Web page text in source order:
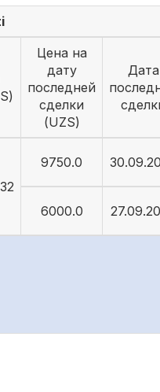
Цена на
дату
последней
сделки
(UZS)
Дата
9750.0
6000.0